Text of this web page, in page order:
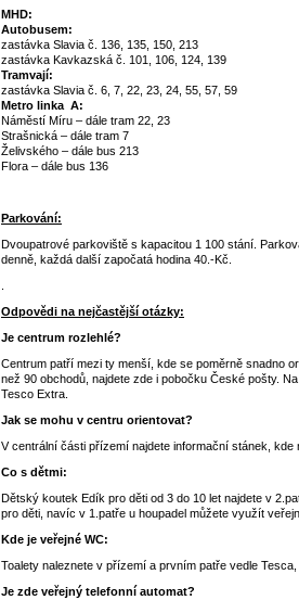
MHD:
Autobusem:
zastávka Slavia č. 136, 135, 150, 213
zastávka Kavkazská č. 101, 106, 124, 139
Tramvají:
zastávka Slavia č. 6, 7, 22, 23, 24, 55, 57, 59
Metro linka A:
Náměstí Míru – dále tram 22, 23
Strašnická – dále tram 7
Želivského – dále bus 213
Flora – dále bus 136
Parkování:
Dvoupatrové parkoviště s kapacitou 1 100 stání.
denně, každá další započatá hodina 40.-Kč.
Odpovědi na nejčastější otázky:
Je centrum rozlehlé?
Centrum patří mezi ty menší, kde se poměrně snadno
než 90 obchodů, najdete zde i pobočku České pošty.
Tesco Extra.
Jak se mohu v centru orientovat?
V centrální části přízemí najdete informační stánek, kde
Co s dětmi:
Dětský koutek Edík pro děti od 3 do 10 let najdete v
pro děti, navíc v 1.patře u houpadel můžete využít
Kde je veřejné WC:
Toalety naleznete v přízemí a prvním patře vedle
Je zde veřejný telefonní automat?